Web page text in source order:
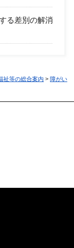
る差別の解消
祉等の総合案内 > 障がい